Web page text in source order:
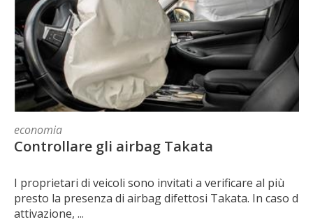
economia
Controllare gli airbag Takata
I proprietari di veicoli sono invitati a verificare al più
presto la presenza di airbag difettosi Takata. In caso di
attivazione, ...